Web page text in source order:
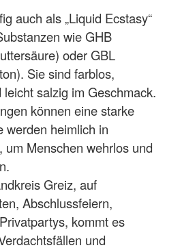
auch als „Liquid Ecstasy“
wie GHB
oder GBL
Sie sind farblos,
salzig im Geschmack.
können eine starke
werden heimlich in
um Menschen wehrlos und
Greiz, auf
Abschlussfeiern,
kommt es
und